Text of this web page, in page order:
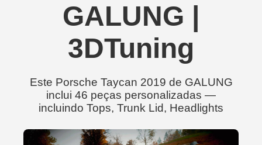
GALUNG |
3DTuning
Este Porsche Taycan 2019 de GALUNG
inclui 46 peças personalizadas —
incluindo Tops, Trunk Lid, Headlights